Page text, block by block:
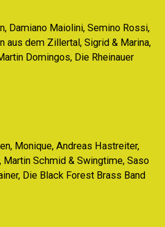
Damiano Maiolini, Semino Rossi,
aus dem Zillertal, Sigrid & Marina,
Domingos, Die Rheinauer
Monique, Andreas Hastreiter,
Martin Schmid & Swingtime, Saso
Die Black Forest Brass Band